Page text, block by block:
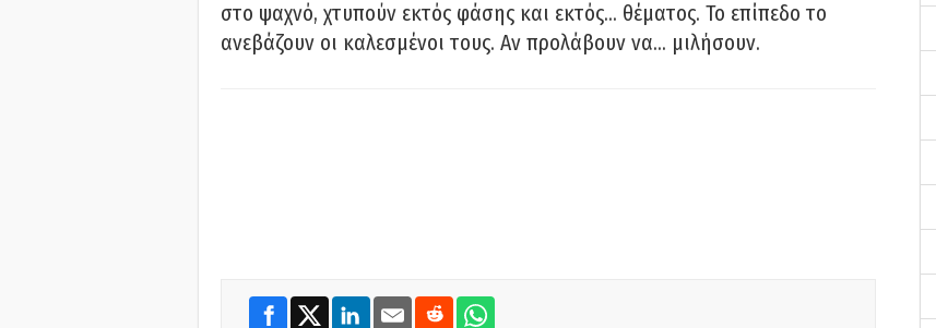
στο ψαχνό, χτυπούν εκτός φάσης και εκτός… θέματος. Το επίπεδο το
ανεβάζουν οι καλεσμένοι τους. Αν προλάβουν να… μιλήσουν.